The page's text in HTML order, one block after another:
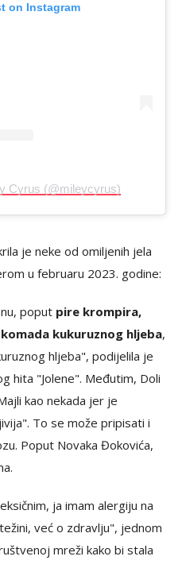
on Instagram
Cyrus (@mileycyrus)
je neke od omiljenih jela
u februaru 2023. godine:
poput pire krompira,
kukuruznog hljeba,
hljeba", podijelila je
hita "Jolene". Međutim, Doli
kao nekada jer je
To se može pripisati i
Poput Novaka Đokovića,
ja imam alergiju na
već o zdravlju", jednom
mreži kako bi stala